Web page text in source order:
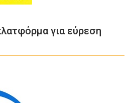
για εύρεση